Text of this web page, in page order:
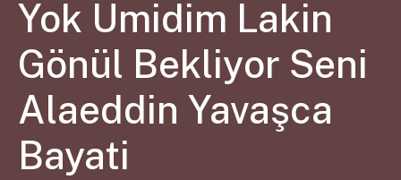
Yok Ümidim Lakin
Gönül Bekliyor Seni
Alaeddin Yavaşca
Bayati